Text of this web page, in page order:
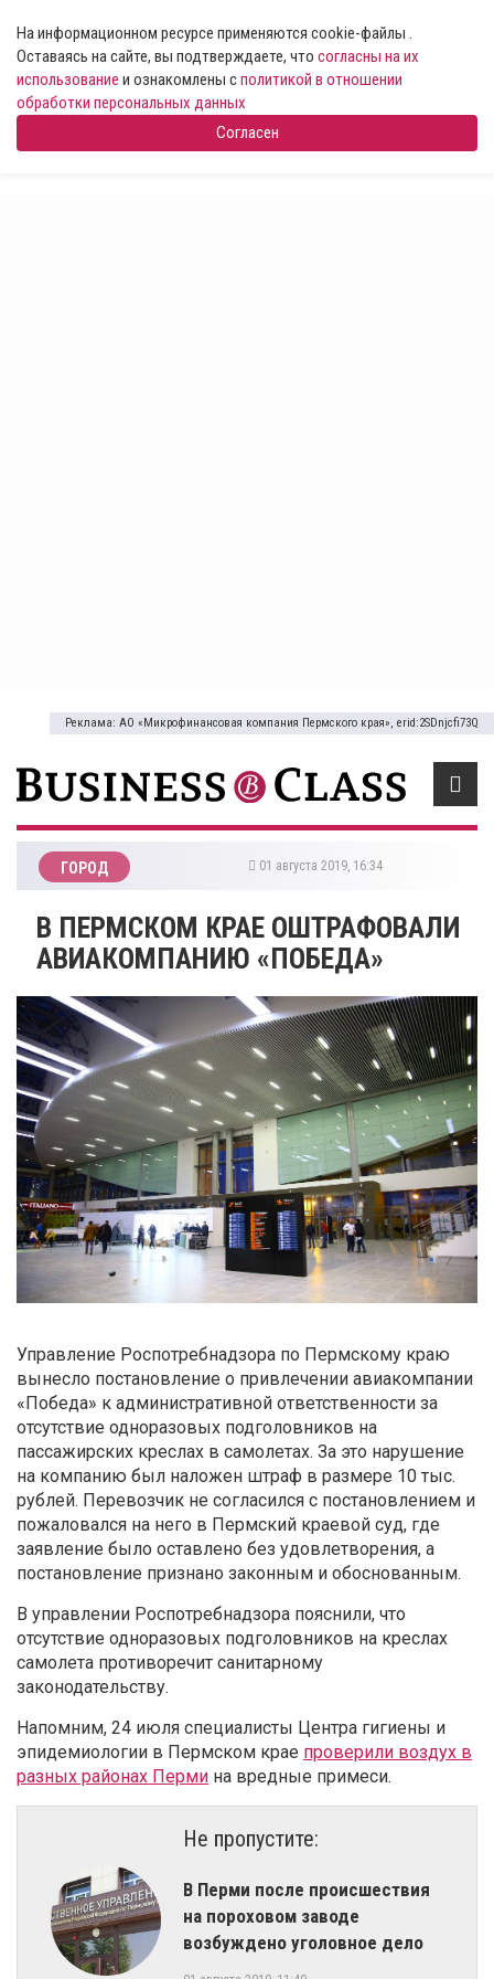
На информационном ресурсе применяются cookie-файлы .
Оставаясь на сайте, вы подтверждаете, что согласны на их
использование и ознакомлены сполитикой в отношении
обработки персональных данных
Согласен
Реклама: АО «Микрофинансовая компания Пермского края», erid:2SDnjcfi73Q
ГОРОД 01 августа 2019, 16:34
В ПЕРМСКОМ КРАЕ ОШТРАФОВАЛИ
АВИАКОМПАНИЮ «ПОБЕДА»
Управление Роспотребнадзора по Пермскому краю
вынесло постановление о привлечении авиакомпании
«Победа» к административной ответственности за
отсутствие одноразовых подголовников на
пассажирских креслах в самолетах. За это нарушение
на компанию был наложен штраф в размере 10 тыс.
рублей. Перевозчик не согласился с постановлением и
пожаловался на него в Пермский краевой суд, где
заявление было оставлено без удовлетворения, а
постановление признано законным и обоснованным.
В управлении Роспотребнадзора пояснили, что
отсутствие одноразовых подголовников на креслах
самолета противоречит санитарному
законодательству.
Напомним, 24 июля специалисты Центра гигиены и
эпидемиологии в Пермском крае проверили воздух в
разных районах Перми на вредные примеси.
Не пропустите:
В Перми после происшествия
на пороховом заводе
возбуждено уголовное дело